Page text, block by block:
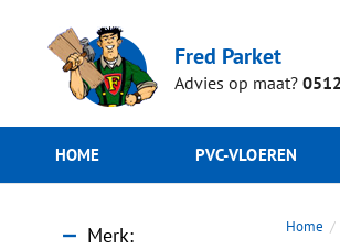
Fred Parket
Advies op maat?
HOME PVC-VLOEREN
Merk Home